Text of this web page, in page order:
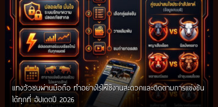
แทงวัวชนผ่านมือถือ ทำอย่างไรให้ใช้งานสะดวกและติดตามการแข่งขัน
ได้ทุกที่ อัปเดตปี 2026